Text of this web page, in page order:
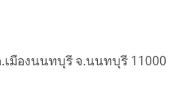
เมืองนนทบุรี จ.นนทบุรี 11000